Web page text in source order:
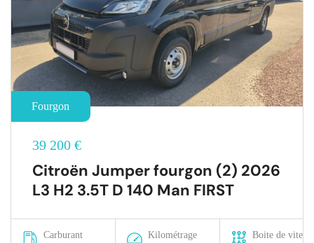
Fourgon
39 200 €
Citroën Jumper fourgon (2) 2026
L3 H2 3.5T D 140 Man FIRST
Carburant Kilométrage Boite de vitesse